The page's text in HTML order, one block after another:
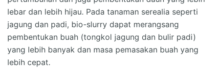
lebar dan lebih hijau. Pada tanaman serealia seperti
jagung dan padi, bio-slurry dapat merangsang
pembentukan buah (tongkol jagung dan bulir padi)
yang lebih banyak dan masa pemasakan buah yang
lebih cepat.